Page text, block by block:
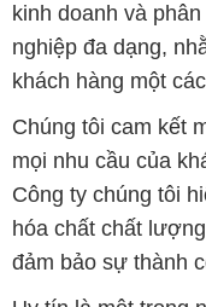
kinh doanh và
nghiệp đa dạng,
khách hàng một
Chúng tôi cam kết
mọi nhu cầu của
Công ty chúng tôi
hóa chất chất
đảm bảo sự thành